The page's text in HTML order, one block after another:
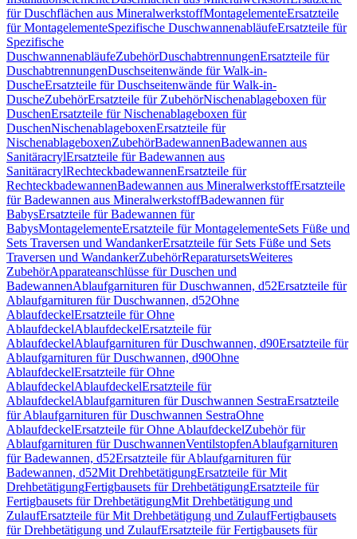
für Duschflächen aus MineralwerkstoffMontagelementeErsatzteile
für MontagelementeSpezifische DuschwannenabläufeErsatzteile für
Spezifische
DuschwannenabläufeZubehörDuschabtrennungenErsatzteile für
DuschabtrennungenDuschseitenwände für Walk-in-
DuscheErsatzteile für Duschseitenwände für Walk-in-
DuscheZubehörErsatzteile für ZubehörNischenablageboxen für
DuschenErsatzteile für Nischenablageboxen für
DuschenNischenablageboxenErsatzteile für
NischenablageboxenZubehörBadewannenBadewannen aus
SanitäracrylErsatzteile für Badewannen aus
SanitäracrylRechteckbadewannenErsatzteile für
RechteckbadewannenBadewannen aus MineralwerkstoffErsatzteile
für Badewannen aus MineralwerkstoffBadewannen für
BabysErsatzteile für Badewannen für
BabysMontagelementeErsatzteile für MontagelementeSets Füße und
Sets Traversen und WandankerErsatzteile für Sets Füße und Sets
Traversen und WandankerZubehörReparatursetsWeiteres
ZubehörApparateanschlüsse für Duschen und
BadewannenAblaufgarnituren für Duschwannen, d52Ersatzteile für
Ablaufgarnituren für Duschwannen, d52Ohne
AblaufdeckelErsatzteile für Ohne
AblaufdeckelAblaufdeckelErsatzteile für
AblaufdeckelAblaufgarnituren für Duschwannen, d90Ersatzteile für
Ablaufgarnituren für Duschwannen, d90Ohne
AblaufdeckelErsatzteile für Ohne
AblaufdeckelAblaufdeckelErsatzteile für
AblaufdeckelAblaufgarnituren für Duschwannen SestraErsatzteile
für Ablaufgarnituren für Duschwannen SestraOhne
AblaufdeckelErsatzteile für Ohne AblaufdeckelZubehör für
Ablaufgarnituren für DuschwannenVentilstopfenAblaufgarnituren
für Badewannen, d52Ersatzteile für Ablaufgarnituren für
Badewannen, d52Mit DrehbetätigungErsatzteile für Mit
DrehbetätigungFertigbausets für DrehbetätigungErsatzteile für
Fertigbausets für DrehbetätigungMit Drehbetätigung und
ZulaufErsatzteile für Mit Drehbetätigung und ZulaufFertigbausets
für Drehbetätigung und ZulaufErsatzteile für Fertigbausets für